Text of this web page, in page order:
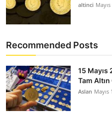
altinci
Recommended Posts
15 Mayıs
Tam
Aslan Mayıs